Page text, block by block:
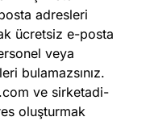
adresleri
ücretsiz e-posta
veya
bulamazsınız.
ve sirketadi-
oluşturmak